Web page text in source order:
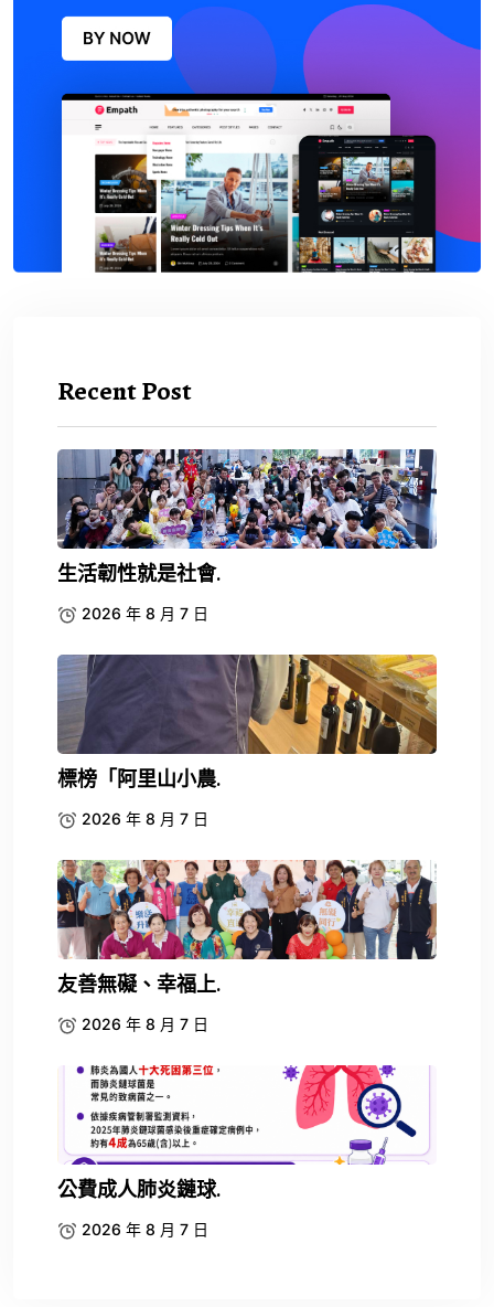
Recent Post
生活韌性就是社會.
2026 年 8 月 7 日
標榜「阿里山小農.
2026 年 8 月 7 日
友善無礙、幸福上.
2026 年 8 月 7 日
公費成人肺炎鏈球.
2026 年 8 月 7 日